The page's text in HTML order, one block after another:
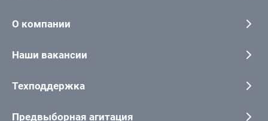
О компании
Наши вакансии
Техподдержка
Предвыборная агитация